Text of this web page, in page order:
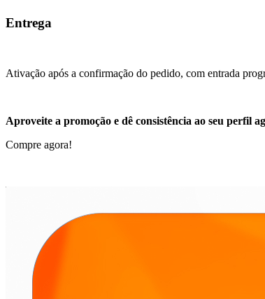
Entrega
Ativação após a confirmação do pedido, com entrada
Aproveite a promoção e dê consistência ao seu perfil
Compre agora!